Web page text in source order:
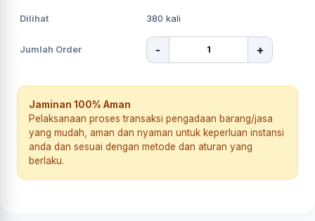
Dilihat 380 kali
Jumlah Order - +
Jaminan 100% Aman
Pelaksanaan proses transaksi pengadaan barang/jasa
yang mudah, aman dan nyaman untuk keperluan instansi
anda dan sesuai dengan metode dan aturan yang
berlaku.